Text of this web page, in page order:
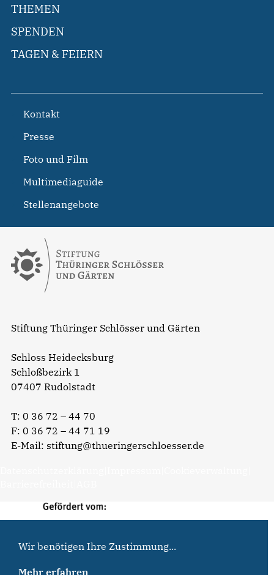
Stiftung Thüringer Schlösser und Gärten
Schloss Heidecksburg
Schloßbezirk 1
07407 Rudolstadt
T: 0 36 72 – 44 70
F: 0 36 72 – 44 71 19
E-Mail: stiftung@thueringerschloesser.de
THEMEN
SPENDEN
TAGEN & FEIERN
Kontakt
Presse
Foto und Film
Multimediaguide
Stellenangebote
Wir benötigen Ihre Zustimmung...
Mehr erfahren